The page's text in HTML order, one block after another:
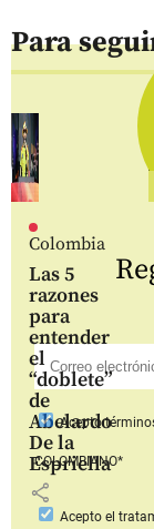
Para
Colombia
Las 5
razones
para
entender
el
“doblete”
de
Abelardo
De la
Espriella
share
Acepto
COLOMBIANO*
Acepto el